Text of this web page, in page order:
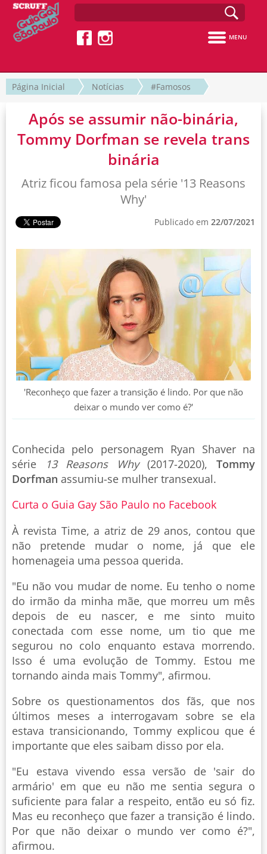
MENU
Página Inicial Notícias #Famosos
Após se assumir não-binária,
Tommy Dorfman se revela trans
binária
Atriz ficou famosa pela série '13 Reasons
Why'
Publicado em 22/07/2021
'Reconheço que fazer a transição é lindo. Por que não
deixar o mundo ver como é?'
Conhecida pelo personagem Ryan Shaver na
série
13 Reasons Why(2017-2020),Tommy
Dorfman assumiu-se mulher transexual.
Curta o Guia Gay São Paulo no Facebook
À revista Time, a atriz de 29 anos, contou que
não pretende mudar o nome, já que ele
homenageia uma pessoa querida.
"Eu não vou mudar de nome. Eu tenho o nome
do irmão da minha mãe, que morreu um mês
depois de eu nascer, e me sinto muito
conectada com esse nome, um tio que me
segurou no colo enquanto estava morrendo.
Isso é uma evolução de Tommy. Estou me
tornando ainda mais Tommy", afirmou.
Sobre os questionamentos dos fãs, que nos
últimos meses a interrogavam sobre se ela
estava transicionando, Tommy explicou que é
importante que eles saibam disso por ela.
"Eu estava vivendo essa versão de 'sair do
armário' em que eu não me sentia segura o
suficiente para falar a respeito, então eu só fiz.
Mas eu reconheço que fazer a transição é lindo.
Por que não deixar o mundo ver como é?",
afirmou.